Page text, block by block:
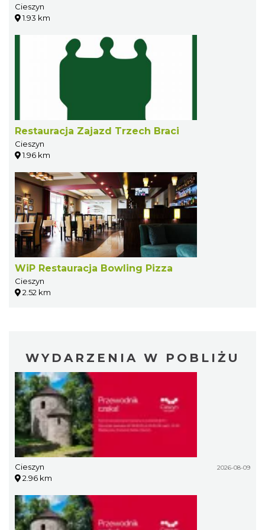
Cieszyn
1.93 km
Restauracja Zajazd Trzech Braci
Cieszyn
1.96 km
WiP Restauracja Bowling Pizza
Cieszyn
2.52 km
WYDARZENIA W POBLIŻU
Cieszyn 2026-08-09
2.96 km